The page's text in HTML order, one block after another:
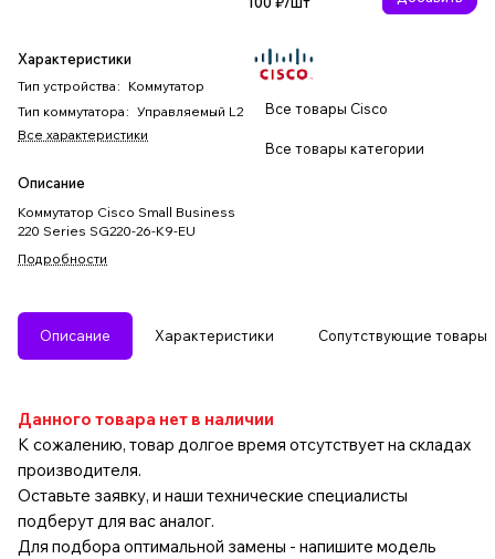
Характеристики
Тип устройства : Коммутатор
Тип коммутатора : Управляемый L2
Все характеристики
Описание
Коммутатор Cisco Small Business
220 Series SG220-26-K9-EU
Подробности
Все товары Cisco
Все товары категории
Описание Характеристики Сопутствующие товары
Данного товара нет в наличии
К сожалению, товар долгое время отсутствует на складах
производителя.
Оставьте заявку, и наши технические специалисты
подберут для вас аналог.
Для подбора оптимальной замены - напишите модель